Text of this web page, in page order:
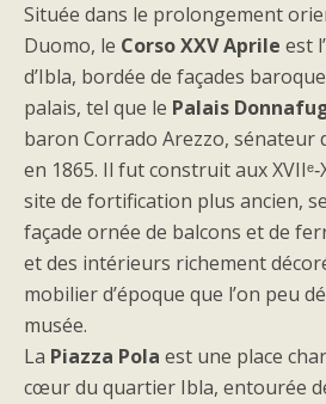
Située dans le prolongement
Duomo, le Corso XXV Aprile est
d’Ibla, bordée de façades
palais, tel que le Palais
baron Corrado Arezzo, sénateur
en 1865. Il fut construit aux
site de fortification plus ancien,
façade ornée de balcons et de
et des intérieurs richement
mobilier d’époque que l’on peu
musée.
La Piazza Pola est une place
cœur du quartier Ibla, entourée